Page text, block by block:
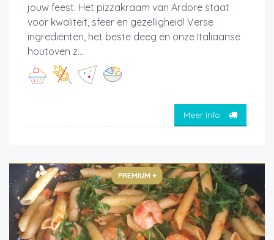
jouw feest. Het pizzakraam van Ardore staat
voor kwaliteit, sfeer en gezelligheid! Verse
ingrediënten, het beste deeg en onze Italiaanse
houtoven z...
Meer info
PREMIUM +